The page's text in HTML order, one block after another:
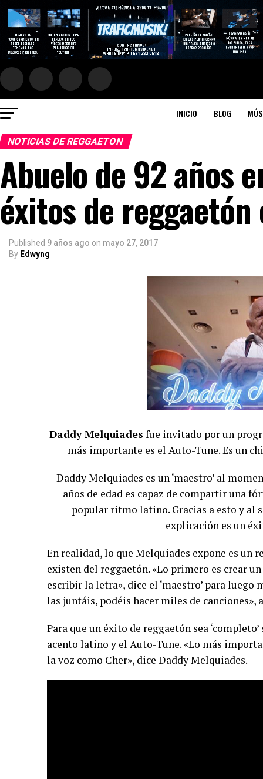
INICIO BLOG
NOTICIAS DE REGGAETON
Abuelo de 92 años
éxitos de
Published 9 años ago on mayo 27, 2017
By Edwyng
Daddy Melquiades fue invitado por un
más importante es el Auto-Tune. Es un
Daddy Melquiades es un ‘maestro’ al
años de edad es capaz de compartir una
popular ritmo latino. Gracias a esto y al
explicación es un
En realidad, lo que Melquiades expone es un
existen del reggaetón. «Lo primero es crear
escribir la letra», dice el ‘maestro’ para luego
las juntáis, podéis hacer miles de canciones»,
Para que un éxito de reggaetón sea
acento latino y el Auto-Tune. «Lo más
la voz como Cher», dice Daddy Melquiades.